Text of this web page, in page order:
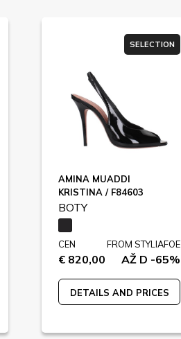
SELECTION
AMINA MUADDI
KRISTINA / F84603
BOTY
CEN
€ 820,00
FROM STYLIAFOE
AŽ D -65%
DETAILS AND PRICES